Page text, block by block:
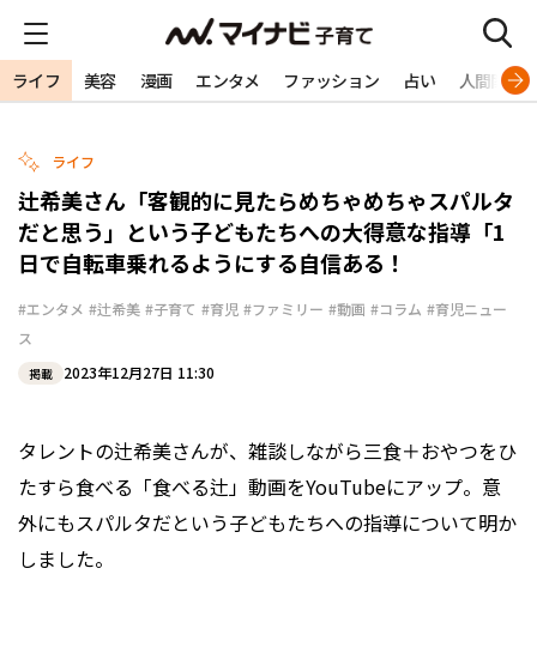
ライフ 美容 漫画 エンタメ ファッション 占い 人間関係
ライフ
辻希美さん「客観的に見たらめちゃめちゃスパルタ
だと思う」という子どもたちへの大得意な指導「1
日で自転車乗れるようにする自信ある！
#エンタメ #辻希美 #子育て #育児 #ファミリー #動画 #コラム #育児ニュー
ス
掲載 2023年12月27日 11:30
タレントの辻希美さんが、雑談しながら三食＋おやつをひ
たすら食べる「食べる辻」動画をYouTubeにアップ。意
外にもスパルタだという子どもたちへの指導について明か
しました。